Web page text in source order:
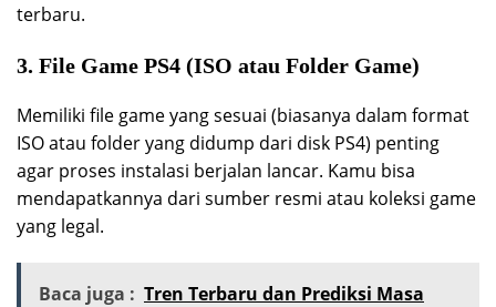
terbaru.
3. File Game PS4 (ISO atau Folder Game)
Memiliki file game yang sesuai (biasanya dalam format
ISO atau folder yang didump dari disk PS4) penting
agar proses instalasi berjalan lancar. Kamu bisa
mendapatkannya dari sumber resmi atau koleksi game
yang legal.
Baca juga : Tren Terbaru dan Prediksi Masa